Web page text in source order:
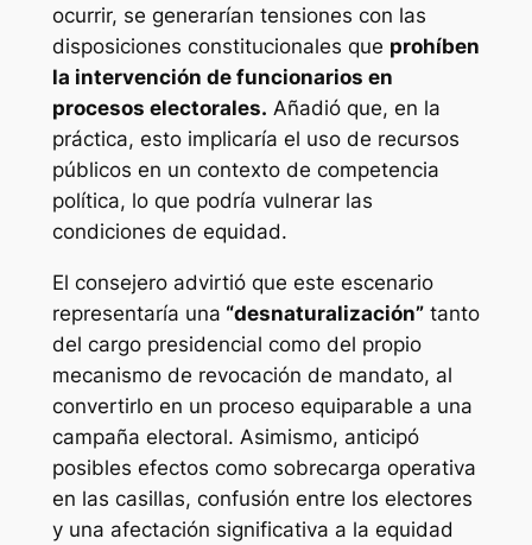
ocurrir, se generarían tensiones con las
disposiciones constitucionales que prohíben
la intervención de funcionarios en
procesos electorales. Añadió que, en la
práctica, esto implicaría el uso de recursos
públicos en un contexto de competencia
política, lo que podría vulnerar las
condiciones de equidad.
El consejero advirtió que este escenario
representaría una “desnaturalización”tanto
del cargo presidencial como del propio
mecanismo de revocación de mandato, al
convertirlo en un proceso equiparable a una
campaña electoral. Asimismo, anticipó
posibles efectos como sobrecarga operativa
en las casillas, confusión entre los electores
y una afectación significativa a la equidad